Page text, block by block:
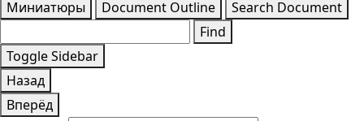
Миниатюры
Document Outline
Search Document
Find
Toggle Sidebar
Назад
Вперёд